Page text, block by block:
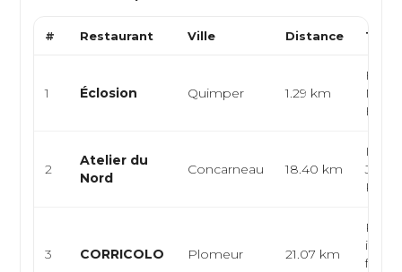
# Restaurant Ville Distance Type
1 Éclosion Quimper 1.29 km
2
Atelier du
Nord
Concarneau 18.40 km
3 CORRICOLO Plomeur 21.07 km
four